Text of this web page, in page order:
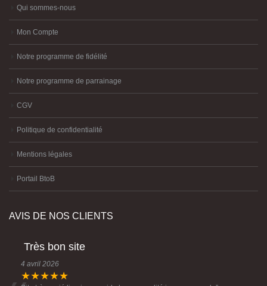
Qui sommes-nous
Mon Compte
Notre programme de fidélité
Notre programme de parrainage
CGV
Politique de confidentialité
Mentions légales
Portail BtoB
AVIS DE NOS CLIENTS
Très bon site
4 avril 2026
★★★★★